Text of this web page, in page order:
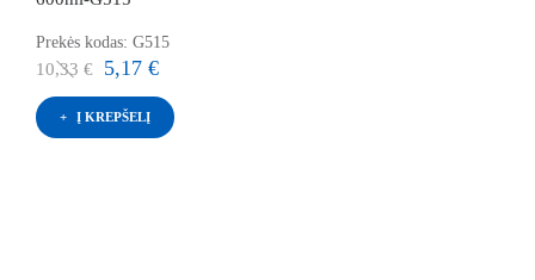
Prekės kodas: G515
10,33 € 5,17 €
Į KREPŠELĮ